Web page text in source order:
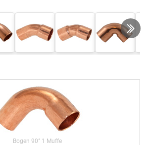
Bogen 90° 1 Muffe